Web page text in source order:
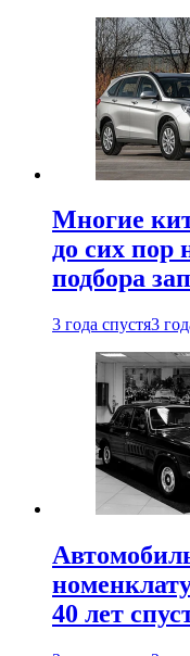
Многие
до сих пор
подбора
3 года спустя3
40 лет